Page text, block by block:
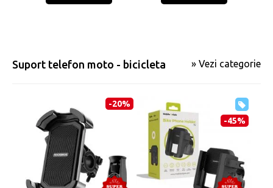
Suport telefon moto - bicicleta » Vezi categorie
-20%
-45%